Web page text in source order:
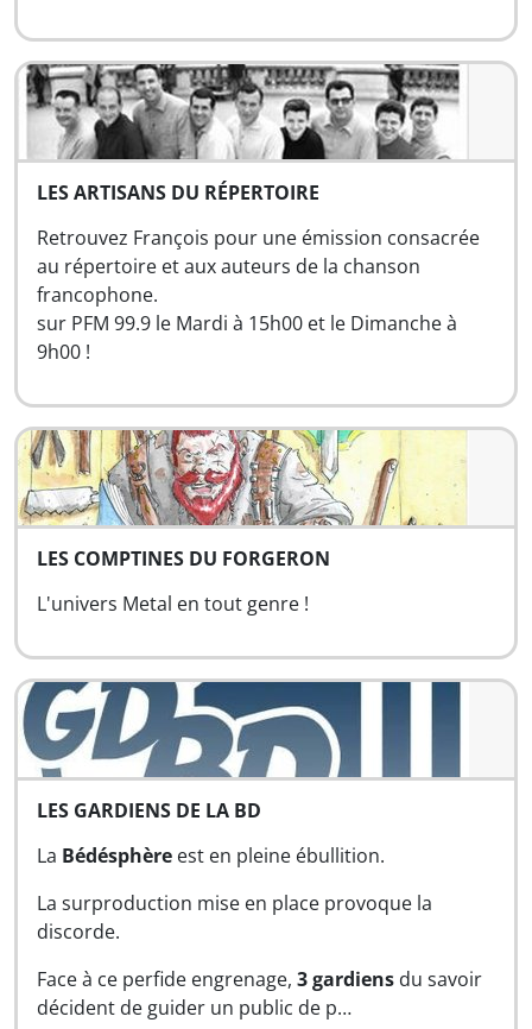
LES ARTISANS DU RÉPERTOIRE
Retrouvez François pour une émission consacrée
au répertoire et aux auteurs de la chanson
francophone.
sur PFM 99.9 le Mardi à 15h00 et le Dimanche à
9h00 !
LES COMPTINES DU FORGERON
L'univers Metal en tout genre !
LES GARDIENS DE LA BD
La Bédésphère est en pleine ébullition.
La surproduction mise en place provoque la
discorde.
Face à ce perfide engrenage, 3 gardiens du savoir
décident de guider un public de p…